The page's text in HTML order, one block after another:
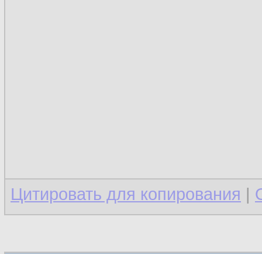
Цитировать для копирования |